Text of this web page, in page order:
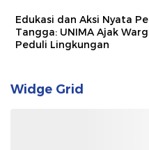
Edukasi dan Aksi Nyata
Tangga: UNIMA Ajak
Peduli Lingkungan
Widge Grid